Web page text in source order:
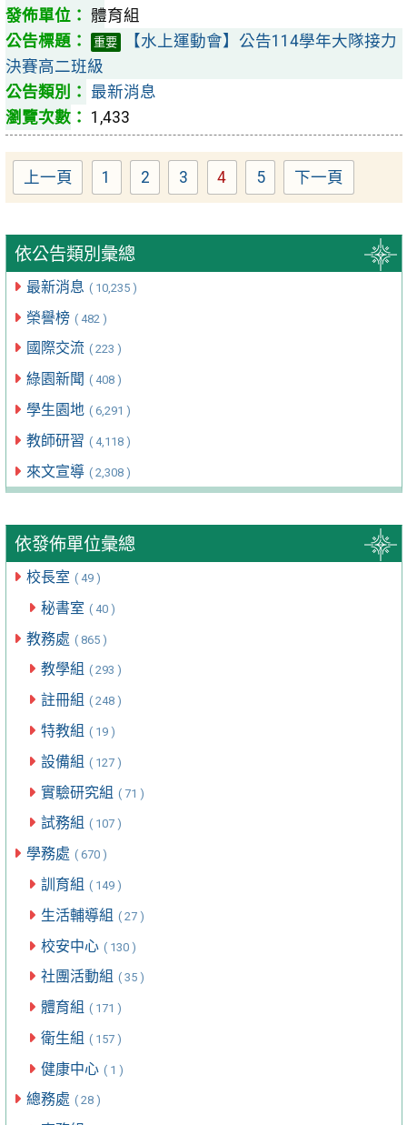
依公告類別彙總
最新消息 ( 10,235 )
榮譽榜 ( 482 )
國際交流 ( 223 )
綠園新聞 ( 408 )
學生園地 ( 6,291 )
教師研習 ( 4,118 )
來文宣導 ( 2,308 )
依發佈單位彙總
校長室 ( 49 )
秘書室 ( 40 )
教務處 ( 865 )
教學組 ( 293 )
註冊組 ( 248 )
特教組 ( 19 )
設備組 ( 127 )
實驗研究組 ( 71 )
試務組 ( 107 )
學務處 ( 670 )
訓育組 ( 149 )
生活輔導組 ( 27 )
校安中心 ( 130 )
社團活動組 ( 35 )
體育組 ( 171 )
衛生組 ( 157 )
健康中心 ( 1 )
總務處 ( 28 )
體育組
重要
【水上運動會】公告114學年大隊接力
決賽高二班級
最新消息
1,433
上一頁 Page
1 Page
2 Page
3 Page
4 Page
5 下一頁